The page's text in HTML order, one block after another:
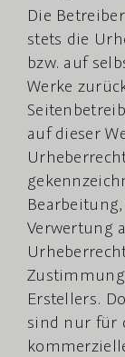
Die
stets die
bzw. auf
Werke
auf dieser
Verwertung
Erstellers.
sind nur für